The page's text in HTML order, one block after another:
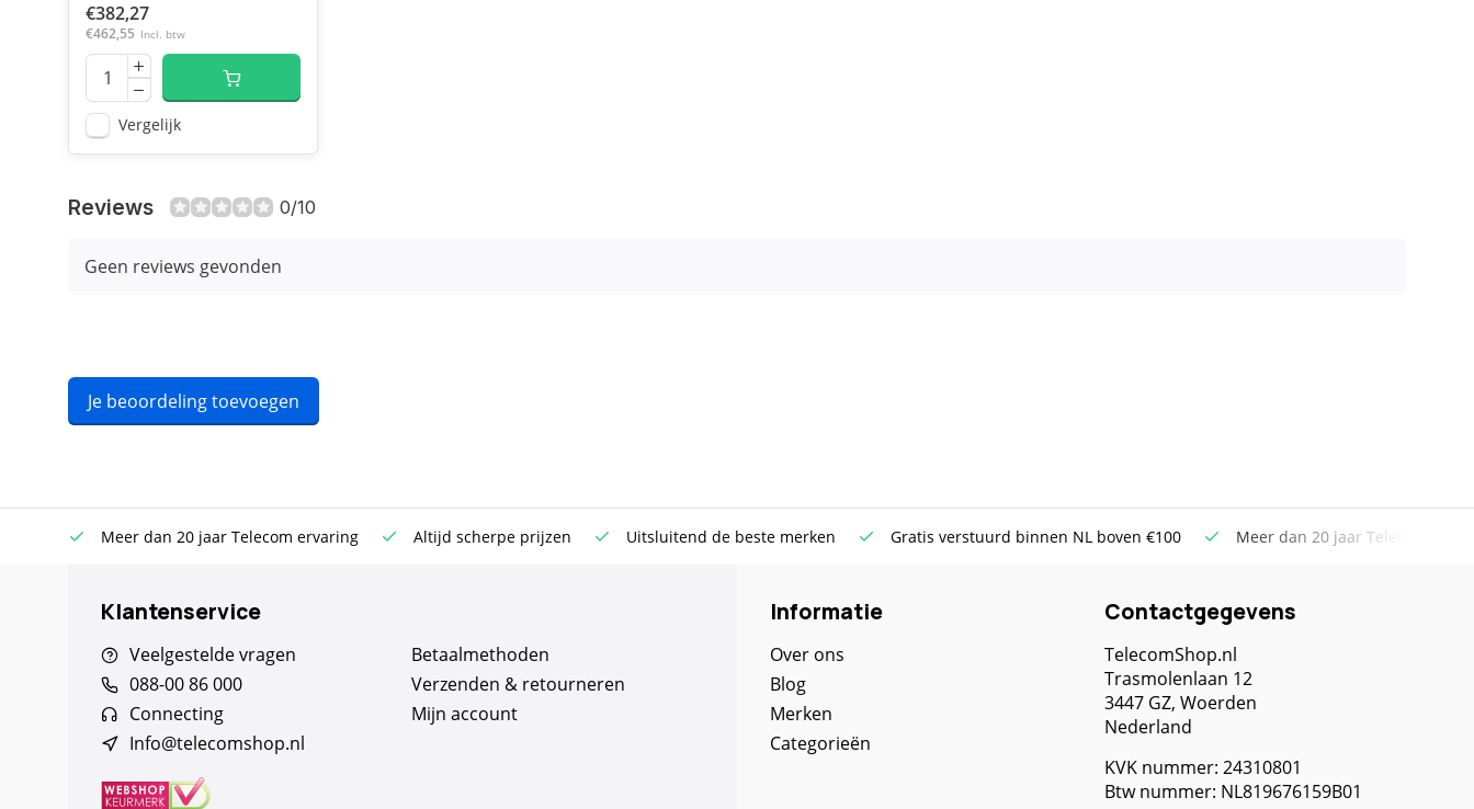
€382,27
€462,55 Incl. btw
Vergelijk
Reviews 0/10
Geen reviews gevonden
Je beoordeling toevoegen
Meer dan 20 jaar Telecom ervaring Altijd scherpe prijzen Uitsluitend de beste merken Gratis verstuurd binnen NL boven €100 Meer dan 20 jaar Telecom
Klantenservice
Veelgestelde vragen
088-00 86 000
Connecting
Info@telecomshop.nl
Betaalmethoden
Verzenden & retourneren
Mijn account
Informatie
Over ons
Blog
Merken
Categorieën
Contactgegevens
TelecomShop.nl
Trasmolenlaan 12
3447 GZ, Woerden
Nederland
KVK nummer: 24310801
Btw nummer: NL819676159B01